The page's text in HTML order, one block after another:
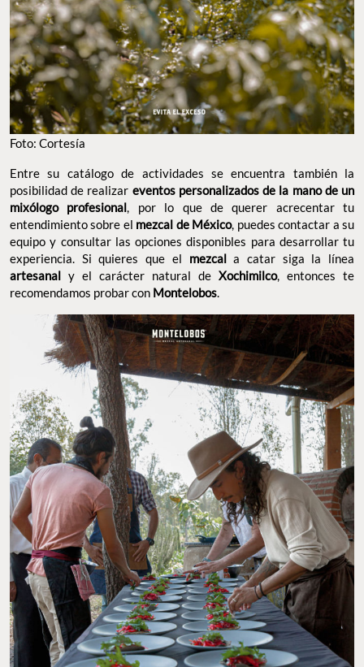
Foto: Cortesía
Entre su catálogo de actividades se encuentra también la
posibilidad de realizar eventos personalizados de la mano de un
mixólogo profesional, por lo que de querer acrecentar tu
entendimiento sobre el mezcal de México, puedes contactar a su
equipo y consultar las opciones disponibles para desarrollar tu
experiencia. Si quieres que el mezcala catar siga la línea
artesanal y el carácter natural de Xochimilco, entonces te
recomendamos probar con Montelobos.